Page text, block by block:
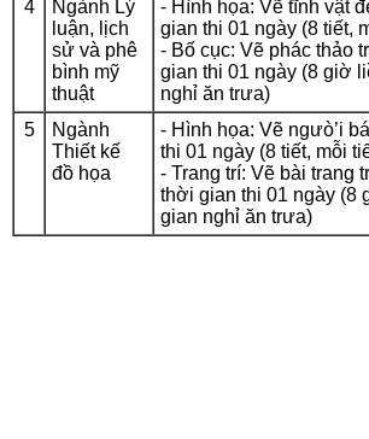
4
Ngành Lý
luận, lịch
sử và phê
bình mỹ
thuật
- Hình họa: Vẽ tĩnh vật
gian thi 01 ngày (8 tiết,
- Bố cục: Vẽ phác thảo
gian thi 01 ngày (8 giờ
nghỉ ăn trưa)
5
Ngành
Thiết kế
đồ họa
- Hình họa: Vẽ ngưò’i
thi 01 ngày (8 tiết, mỗi
- Trang trí: Vẽ bài trang
thời gian thi 01 ngày (8
gian nghỉ ăn trưa)